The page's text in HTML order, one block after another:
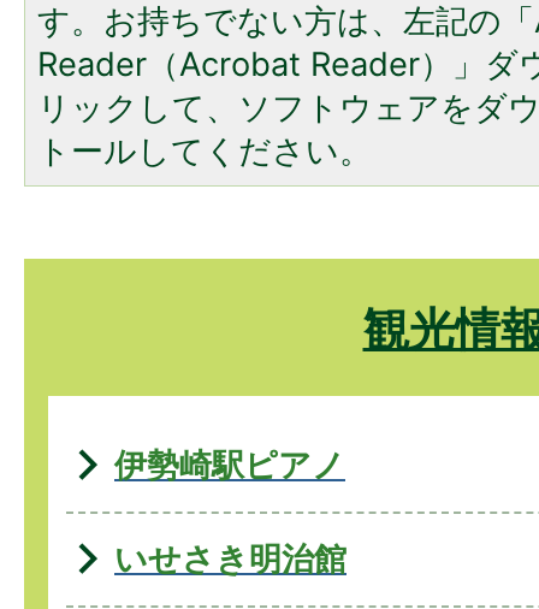
す。お持ちでない方は、左記の
Reader（Acrobat Reader）」ダ
リックして、ソフトウェアをダ
トールしてください。
観光情
伊勢崎駅ピアノ
いせさき明治館